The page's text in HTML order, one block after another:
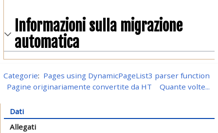
Informazioni sulla migrazione
automatica
Categorie: Pages using DynamicPageList3 parser function
Pagine originariamente convertite da HT
Quante volte...
Dati
Allegati